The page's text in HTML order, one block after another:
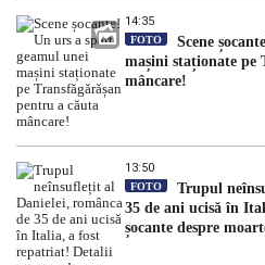
14:35
FOTO
Scene
mașini staționate pe
mâncare!
13:50
FOTO
Trupul
35 de ani ucisă în
șocante despre